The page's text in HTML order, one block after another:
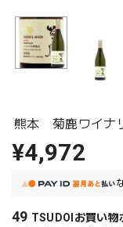
熊本 菊鹿ワイナ
¥4,972
49 TSUDOIお買い物